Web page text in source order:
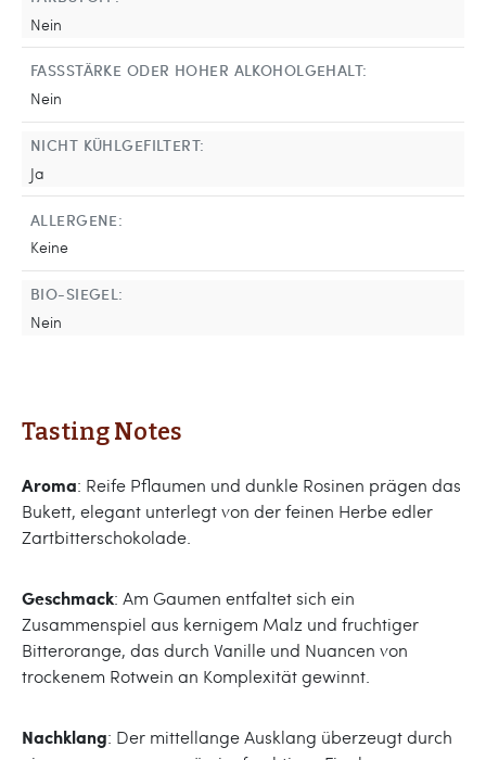
Nein
FASSSTÄRKE ODER HOHER ALKOHOLGEHALT:
Nein
NICHT KÜHLGEFILTERT:
Ja
ALLERGENE:
Keine
BIO-SIEGEL:
Nein
Tasting Notes
Aroma: Reife Pflaumen und dunkle Rosinen prägen das
Bukett, elegant unterlegt von der feinen Herbe edler
Zartbitterschokolade.
Geschmack: Am Gaumen entfaltet sich ein
Zusammenspiel aus kernigem Malz und fruchtiger
Bitterorange, das durch Vanille und Nuancen von
trockenem Rotwein an Komplexität gewinnt.
Nachklang: Der mittellange Ausklang überzeugt durch